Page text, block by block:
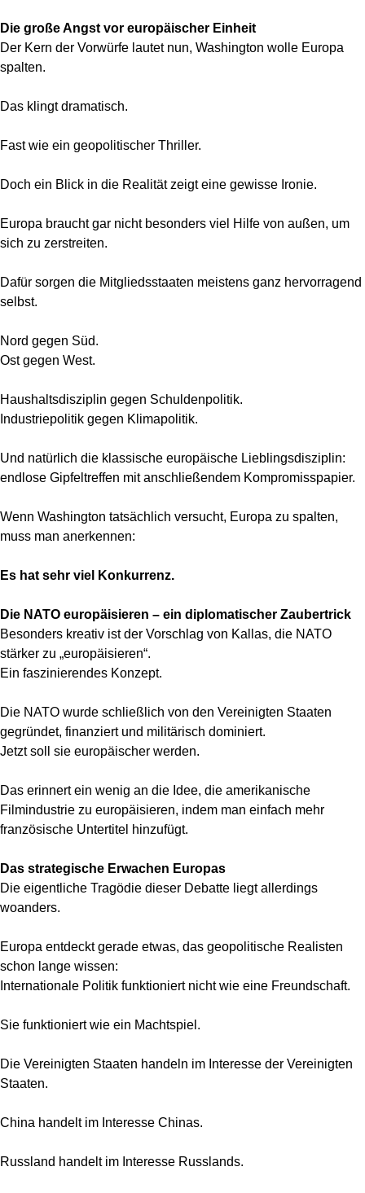
Die große Angst vor europäischer Einheit
Der Kern der Vorwürfe lautet nun, Washington wolle Europa
spalten.
Das klingt dramatisch.
Fast wie ein geopolitischer Thriller.
Doch ein Blick in die Realität zeigt eine gewisse Ironie.
Europa braucht gar nicht besonders viel Hilfe von außen, um
sich zu zerstreiten.
Dafür sorgen die Mitgliedsstaaten meistens ganz hervorragend
selbst.
Nord gegen Süd.
Ost gegen West.
Haushaltsdisziplin gegen Schuldenpolitik.
Industriepolitik gegen Klimapolitik.
Und natürlich die klassische europäische Lieblingsdisziplin:
endlose Gipfeltreffen mit anschließendem Kompromisspapier.
Wenn Washington tatsächlich versucht, Europa zu spalten,
muss man anerkennen:
Es hat sehr viel Konkurrenz.
Die NATO europäisieren – ein diplomatischer Zaubertrick
Besonders kreativ ist der Vorschlag von Kallas, die NATO
stärker zu „europäisieren“.
Ein faszinierendes Konzept.
Die NATO wurde schließlich von den Vereinigten Staaten
gegründet, finanziert und militärisch dominiert.
Jetzt soll sie europäischer werden.
Das erinnert ein wenig an die Idee, die amerikanische
Filmindustrie zu europäisieren, indem man einfach mehr
französische Untertitel hinzufügt.
Das strategische Erwachen Europas
Die eigentliche Tragödie dieser Debatte liegt allerdings
woanders.
Europa entdeckt gerade etwas, das geopolitische Realisten
schon lange wissen:
Internationale Politik funktioniert nicht wie eine Freundschaft.
Sie funktioniert wie ein Machtspiel.
Die Vereinigten Staaten handeln im Interesse der Vereinigten
Staaten.
China handelt im Interesse Chinas.
Russland handelt im Interesse Russlands.